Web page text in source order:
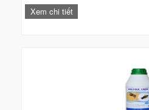
Xem chi tiết